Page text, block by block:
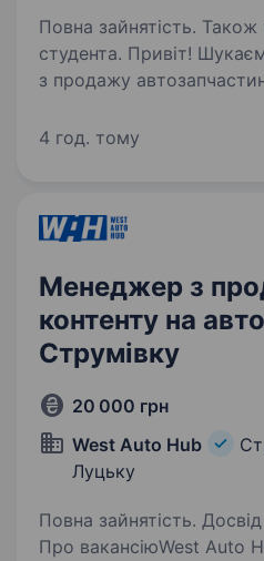
Повна зайнятість. Також
студента. Привіт! Шукаємо менеджера
з продажу
та розділяє цінності
4 год. тому
Менеджер з
контенту на
Струмівку
20 000 грн
West Auto Hub
Луцьку
Повна зайнятість.
Про вакансіюWest Auto